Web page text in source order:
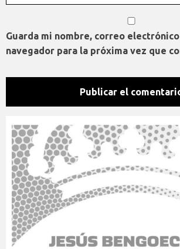
Guarda mi nombre, correo
navegador para la próxima vez que